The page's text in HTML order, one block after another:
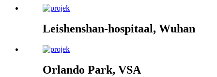
Leishenshan-hospitaal, Wuhan
Orlando Park, VSA